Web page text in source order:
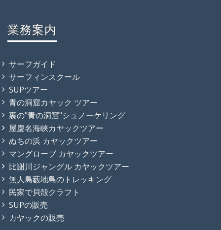
業務案内
サーフガイド
サーフィンスクール
SUPツアー
青の洞窟カヤック ツアー
裏の"青の洞窟"シュノーケリング
屋慶名海峡カヤックツアー
ぬちの浜 カヤックツアー
マングローブ カヤックツアー
比謝川ジャングル カヤックツアー
無人島藪地島のトレッキング
民家で貝殻クラフト
SUPの販売
カヤックの販売